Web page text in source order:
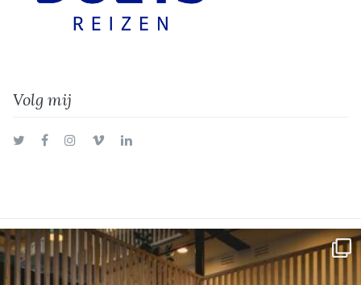
Volg mij
TwitterFacebookInstagram
VimeoLinkedIn